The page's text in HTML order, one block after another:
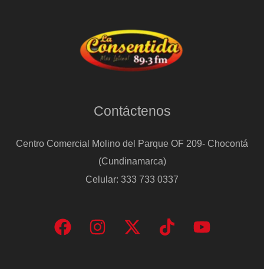
Contáctenos
Centro Comercial Molino del Parque OF 209- Chocontá
(Cundinamarca)
Celular: 333 733 0337